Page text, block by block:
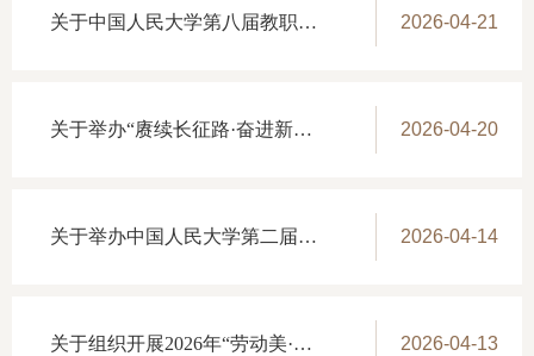
关于中国人民大学第八届教职工代表大会第三次会议提案征集的通知 2026-04-21
关于举办“赓续长征路·奋进新征程”健步走活动的通知 2026-04-20
关于举办中国人民大学第二届教职工智力运动会的通知 2026-04-14
关于组织开展2026年“劳动美·工匠魂”征文活动的通知 2026-04-13